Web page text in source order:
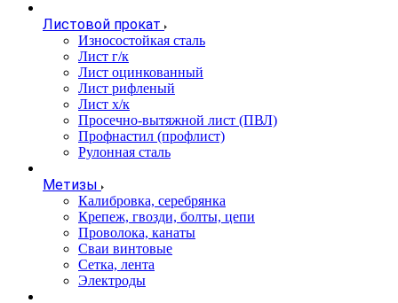
Листовой прокат
Износостойкая сталь
Лист г/к
Лист оцинкованный
Лист рифленый
Лист х/к
Просечно-вытяжной лист (ПВЛ)
Профнастил (профлист)
Рулонная сталь
Метизы
Калибровка, серебрянка
Крепеж, гвозди, болты, цепи
Проволока, канаты
Сваи винтовые
Сетка, лента
Электроды